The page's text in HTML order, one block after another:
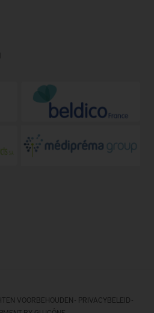
VOORBEHOUDEN - PRIVACYBELEID-